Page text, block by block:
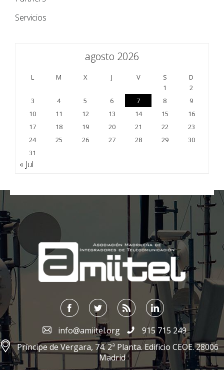
Servicios
agosto 2026
L M X J V S
D
1
2
3
4 5 6 7 8
9
10
11 12 13 14 15
16
17
18 19 20 21 22
23
24
25 26 27 28 29
30
31
« Jul
;
info@amiitel.org
915 715 249
Príncipe de Vergara, 74. 2ª Planta. Edificio CEOE. 28006
Madrid